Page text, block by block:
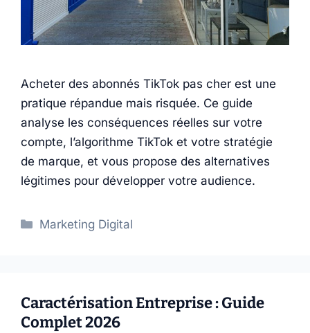
Acheter des abonnés TikTok pas cher est une
pratique répandue mais risquée. Ce guide
analyse les conséquences réelles sur votre
compte, l’algorithme TikTok et votre stratégie
de marque, et vous propose des alternatives
légitimes pour développer votre audience.
Catégories
Marketing Digital
Caractérisation Entreprise : Guide
Complet 2026